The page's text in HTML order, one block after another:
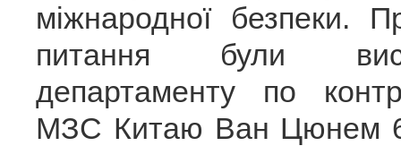
міжнародної безпеки.
питання були
департаменту по
МЗС Китаю Ван Цюнем 6